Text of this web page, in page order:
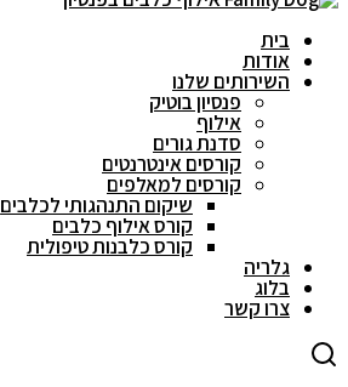
בית
אודות
השירותים שלנו
פנסיון בוטיק
אילוף
סדנת גורים
קורסים אינטרנטים
קורסים למאלפים
שיקום התנהגותי לכלבים
קורס אילוף כלבים
קורס כלבנות טיפולית
גלריה
בלוג
צרו קשר